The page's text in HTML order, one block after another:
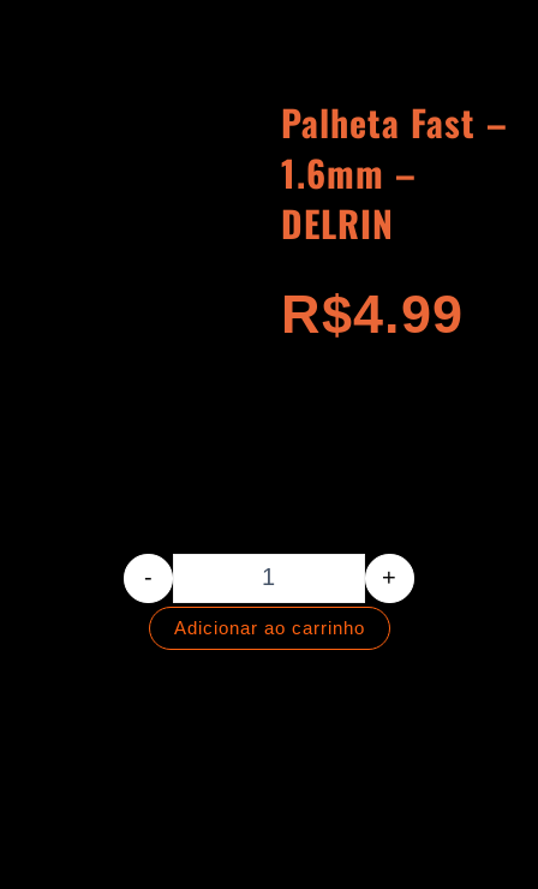
Palheta Fast –
1.6mm –
DELRIN
R$4.99
- +
Adicionar ao carrinho